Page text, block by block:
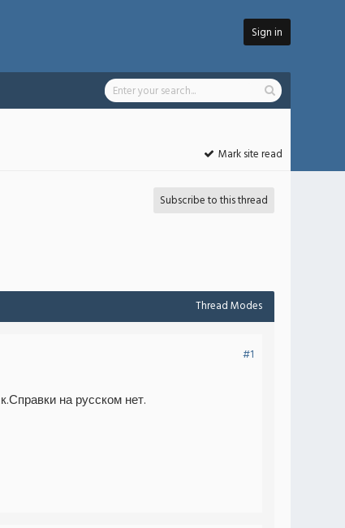
Sign in
Mark site read
Subscribe to this thread
Thread Modes
#1
на русском нет.